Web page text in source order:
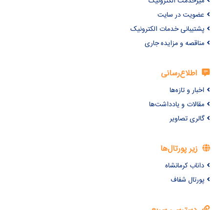
عضویت در سایت
پشتیبانی خدمات الکترونیک
مناقصه و مزایده جاری
اطلاع‌رسانی
اخبار و تازه‌ها
مقالات و یادداشت‌ها
گالری تصاویر
زیر پورتال‌ها
داناب کرمانشاه
پورتال شفاف